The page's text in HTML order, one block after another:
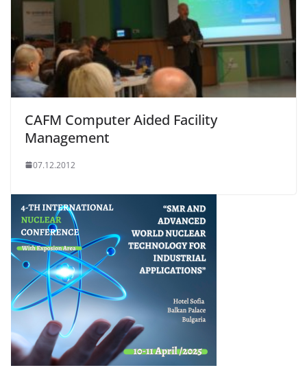
CAFM Computer Aided Facility
Management
07.12.2012